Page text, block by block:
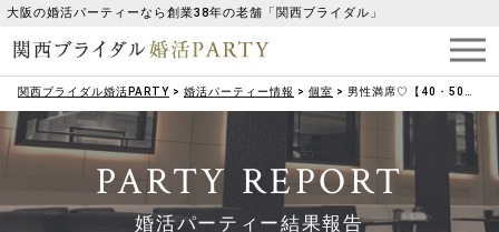
大阪の婚活パーティーなら創業38年の老舗「関西ブライダル」
関西ブライダル婚活PARTY > 婚活パーティー情報 > 個室 > 男性満席♡【40・50代メイン】リード上手な男性×癒し系女性
PARTY REPORT
婚活パーティー結果報告